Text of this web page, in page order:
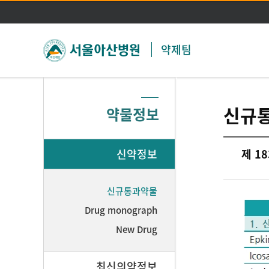
약제팀
약물정보
신약정보
신규통과약물
Drug monograph
New Drug
신규
제